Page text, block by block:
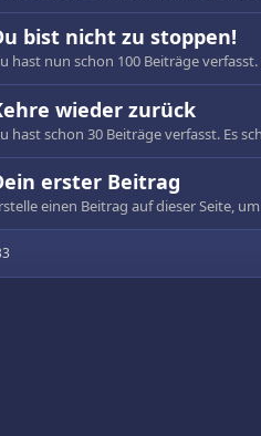
bist nicht zu stoppen!
hast nun schon 100 Beiträge
wieder zurück
hast schon 30 Beiträge verfasst. Es
erster Beitrag
einen Beitrag auf dieser Seite,